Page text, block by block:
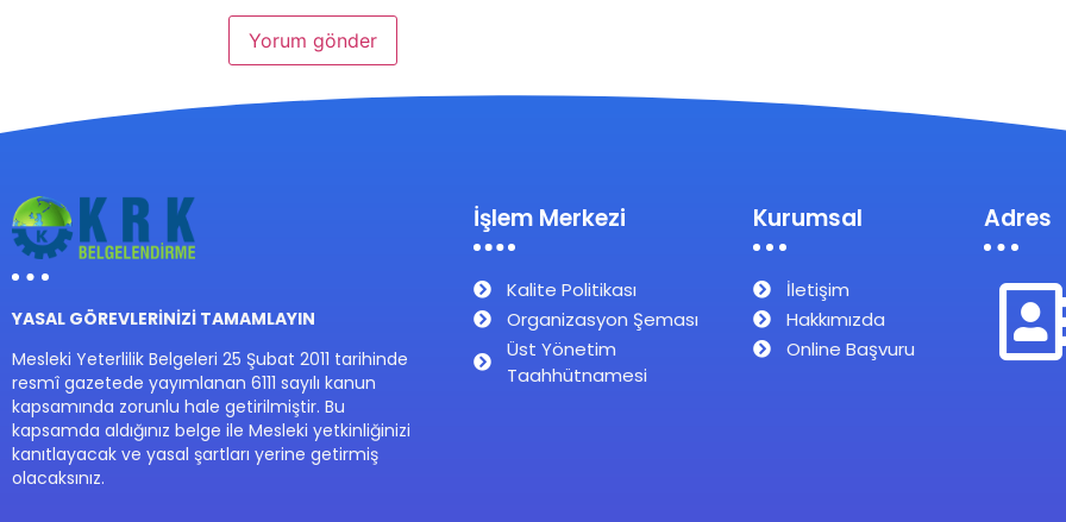
YASAL GÖREVLERİNİZİ TAMAMLAYIN
Mesleki Yeterlilik Belgeleri 25 Şubat 2011 tarihinde
resmî gazetede yayımlanan 6111 sayılı kanun
kapsamında zorunlu hale getirilmiştir. Bu
kapsamda aldığınız belge ile Mesleki yetkinliğinizi
kanıtlayacak ve yasal şartları yerine getirmiş
olacaksınız.
İşlem Merkezi
Kalite Politikası
Organizasyon Şeması
Üst Yönetim
Taahhütnamesi
Kurumsal
İletişim
Hakkımızda
Online Başvuru
Adres